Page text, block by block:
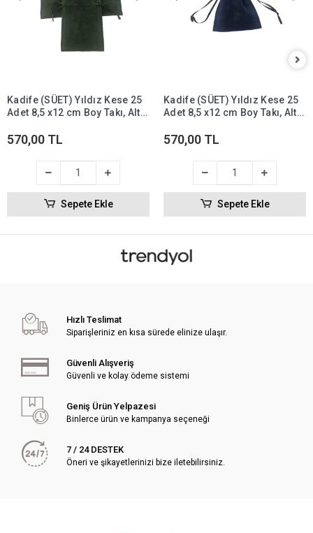
Kadife (SÜET) Yıldız Kese 25
Adet 8,5 x12 cm Boy Takı, Altın
570,00 TL
Sepete Ekle
Kadife (SÜET) Yıldız Kese 25
Adet 8,5 x12 cm Boy Takı, Altın
570,00 TL
Sepete Ekle
Hızlı Teslimat
Siparişleriniz en kısa sürede elinize ulaşır.
Güvenli Alışveriş
Güvenli ve kolay ödeme sistemi
Geniş Ürün Yelpazesi
Binlerce ürün ve kampanya seçeneği
7 / 24 DESTEK
Öneri ve şikayetlerinizi bize iletebilirsiniz.